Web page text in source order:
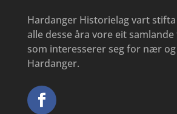
Hardanger Historielag vart stifta
alle desse åra vore eit
som interesserer seg for nær
Hardanger.